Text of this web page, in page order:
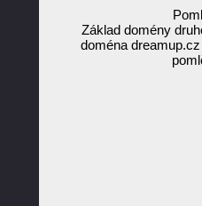
Základ domény
doména